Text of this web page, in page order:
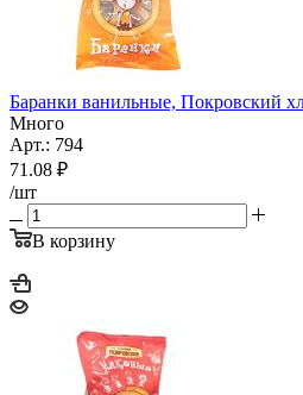
Баранки ванильные, Покровский
Много
Арт.: 794
71.08 ₽
/шт
В корзину